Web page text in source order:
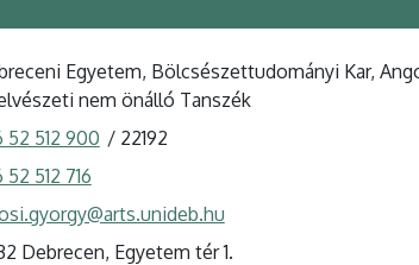
Egyetem, Bölcsészettudományi Kar,
nem önálló Tanszék
52 512 900 / 22192
52 512 716
Debrecen, Egyetem tér 1.